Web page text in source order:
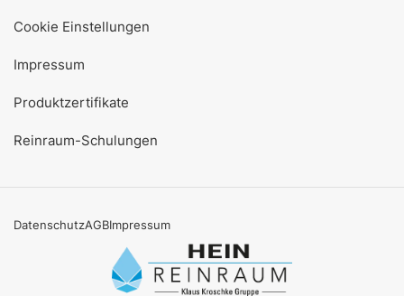
Cookie Einstellungen
Impressum
Produktzertifikate
Reinraum-Schulungen
DatenschutzAGBImpressum